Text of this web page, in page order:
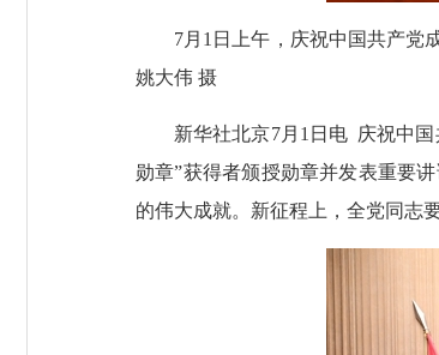
7月1日上午，庆祝中国共产党
姚大伟 摄
新华社北京7月1日电 庆祝中
勋章”获得者颁授勋章并发表重要
的伟大成就。新征程上，全党同志